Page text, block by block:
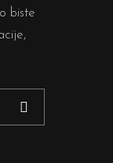
biste